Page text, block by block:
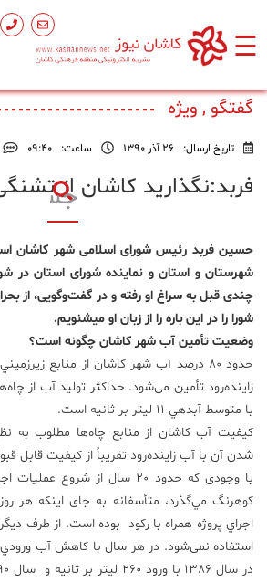
☰
اصلی
هنر
ورزشی
محیط
زیست
علم
و
فناوری
عکس
گفتگو , ویژه
تاریخ ارسال: 26 آذر 1390 ساعت: ۰۹:۴۰
فربد:نگذارید کاشان از
حسین فربد رئیس شورای اسلامی شهر کاشان
شهرستان و استان و نماینده شورای استان در
چندی قبل به سراغ او رفته و در گفت‌وگویی، از
شورا را در این باره را از زبان او میشنویم.
وضعيت تأمین آب شهر كاشان چگونه است؟
با متوسط آبدهي 11 ليتر بر ثانيه است.
كيفيت آب كاشان از منابع چاه‌ها مطلوب به
شدن آن با آب زاينده‌رود تقريباً از كيفيت قابل
با وجودی که حدود 20 سال از شروع
كوهرنگ مي‌گذرد، متأسفانه به جای اينكه هر
اجراي پروژه همراه با ركود بوده است. از طرف
استفاده نمی‌شود. در هر سال با كاهش آب